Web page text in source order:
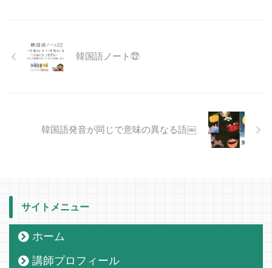
韓国語ノート㉒
韓国語発音が同じで意味の異なる語￼
サイトメニュー
ホーム
講師プロフィール